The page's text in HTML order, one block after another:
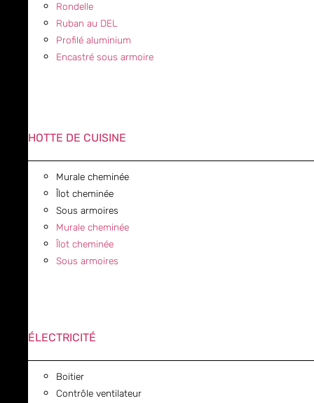
Rondelle
Ruban au DEL
Profilé aluminium
Encastré sous armoire
HOTTE DE CUISINE
Murale cheminée
Îlot cheminée
Sous armoires
Murale cheminée
Îlot cheminée
Sous armoires
ÉLECTRICITÉ
Boitier
Contrôle ventilateur